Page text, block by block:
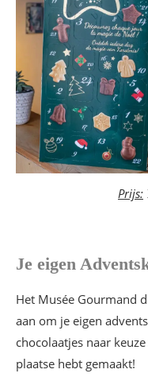
Prijs:
Je eigen
Het Musée Gourmand
aan om je eigen
chocolaatjes naar
plaatse hebt gemaakt!